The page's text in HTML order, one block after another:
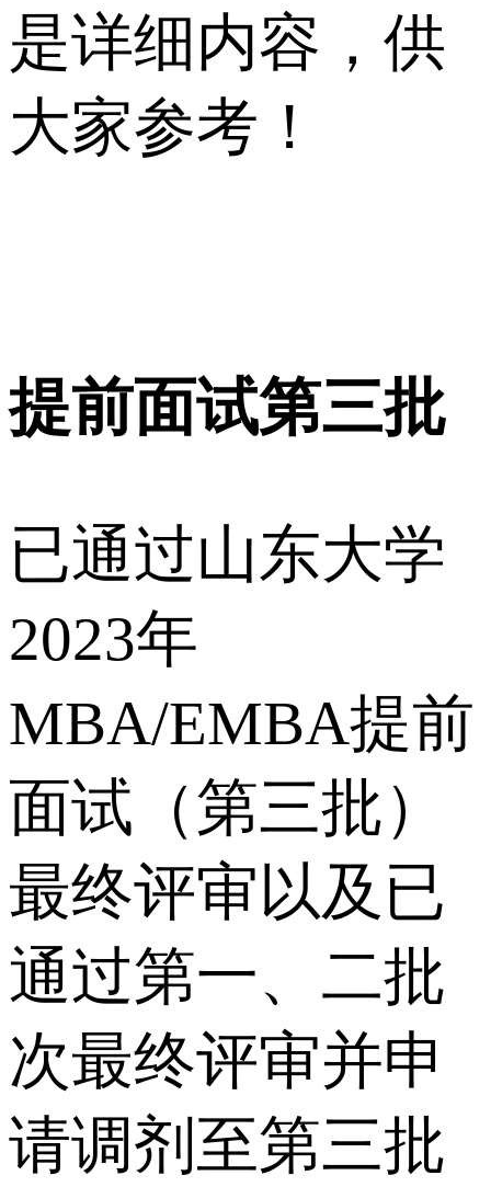
是详细内容，供
大家参考！
提前面试第三批
已通过山东大学
2023年
MBA/EMBA提前
面试（第三批）
最终评审以及已
通过第一、二批
次最终评审并申
请调剂至第三批